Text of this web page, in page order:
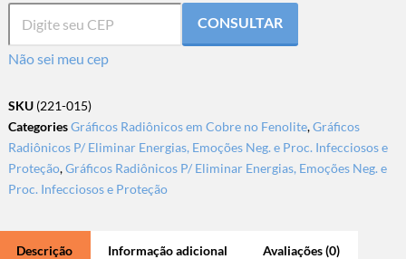
CONSULTAR
Não sei meu cep
SKU (221-015)
CategoriesGráficos Radiônicos em Cobre no Fenolite,Gráficos
Radiônicos P/ Eliminar Energias, Emoções Neg. e Proc. Infecciosos e
Proteção,Gráficos Radiônicos P/ Eliminar Energias, Emoções Neg. e
Proc. Infecciosos e Proteção
Descrição Informação adicional Avaliações (0)